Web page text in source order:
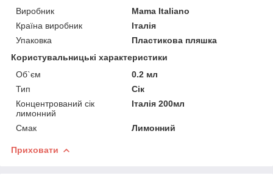
Виробник
Mama Italiano
Країна виробник
Італія
Упаковка
Пластикова пляшка
Користувальницькі характеристики
Об`єм
0.2 мл
Тип
Сік
Концентрований сік
лимонний
Італія 200мл
Смак Лимонний
Приховати